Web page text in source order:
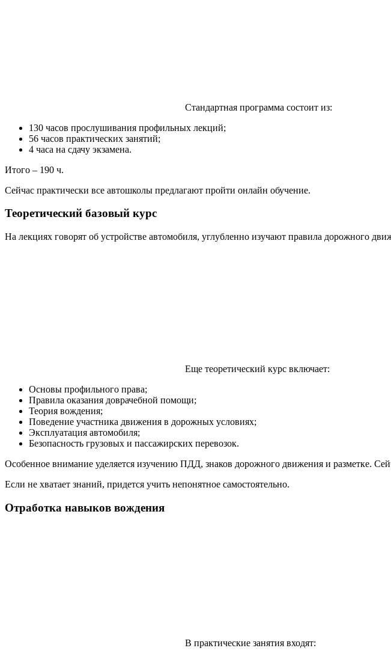
Стандартная программа состоит из:
130 часов прослушивания профильных лекций;
56 часов практических занятий;
4 часа на сдачу экзамена.
Итого – 190 ч.
Сейчас практически все автошколы предлагают пройти онлайн обучение.
Теоретический базовый курс
На лекциях говорят об устройстве автомобиля, углубленно изучают правила дорожного
Еще теоретический курс включает:
Основы профильного права;
Правила оказания доврачебной помощи;
Теория вождения;
Поведение участника движения в дорожных условиях;
Эксплуатация автомобиля;
Безопасность грузовых и пассажирских перевозок.
Особенное внимание уделяется изучению ПДД, знаков дорожного движения и разметке.
Если не хватает знаний, придется учить непонятное самостоятельно.
Отработка навыков вождения
В практические занятия входят: